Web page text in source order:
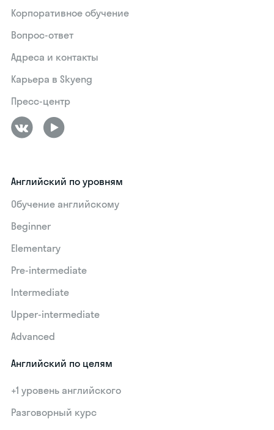
Корпоративное обучение
Вопрос-ответ
Адреса и контакты
Карьера в Skyeng
Пресс-центр
Английский по уровням
Обучение английскому
Beginner
Elementary
Pre-intermediate
Intermediate
Upper-intermediate
Advanced
Английский по целям
+1 уровень английского
Разговорный курс